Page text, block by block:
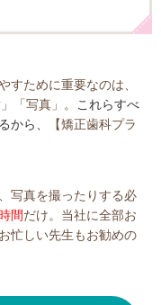
すために重要なのは、
」「写真」。 これらすべ
から、
【矯正歯科プラ
写真を撮ったりする必
間だけ。当社に全部お
忙しい先生もお勧めの